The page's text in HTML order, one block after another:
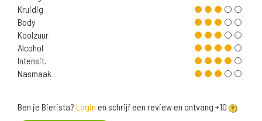
Kruidig
Body
Koolzuur
Alcohol
Intensit.
Nasmaak
Ben je Bierista? Login en schrijf een review en ontvang +10